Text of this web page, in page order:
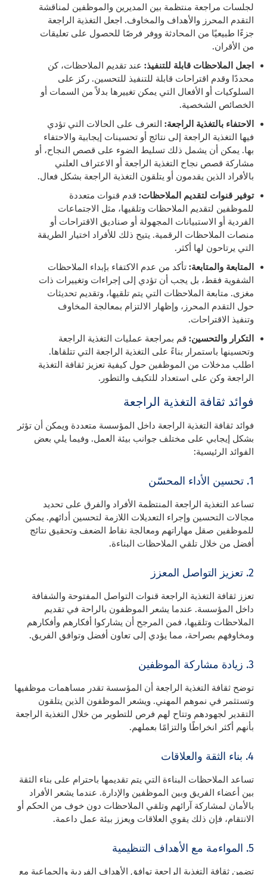
لجلسات مراجعة منتظمة بين المديرين والموظفين لمناقشة
التقدم المحرز والأهداف والمخاوف. اجعل التغذية الراجعة
جزءًا طبيعيًا من المحادثة ووفر فرصًا للحصول على تعليقات
من الأقران.
اجعل الملاحظات قابلة للتنفيذ: عند تقديم الملاحظات، كن
محددًا وقدم اقتراحات قابلة للتنفيذ للتحسين. ركز على
السلوكيات أو الأفعال التي يمكن تغييرها بدلاً من السمات أو
الخصائص الشخصية.
الاحتفاء بالتغذية الراجعة: التعرف على الحالات التي تؤدي
فيها التغذية الراجعة إلى نتائج أو تحسينات إيجابية والاحتفاء
بها. يمكن أن يشمل ذلك تسليط الضوء على قصص النجاح، أو
مشاركة قصص نجاح التغذية الراجعة أو الاعتراف العلني
بالأفراد الذين يقدمون أو يتلقون التغذية الراجعة بشكل فعال.
توفير قنوات لتقديم الملاحظات: قدم قنوات متعددة
للموظفين لتقديم الملاحظات وتلقيها، مثل الاجتماعات
الفردية أو الاستبيانات المجهولة أو صناديق الاقتراحات أو
منصات الملاحظات الرقمية. يتيح ذلك للأفراد اختيار الطريقة
التي يرتاحون لها أكثر.
المتابعة والمتابعة: تأكد من عدم الاكتفاء بإبداء الملاحظات
الشفوية فقط، بل يجب أن تؤدي إلى إجراءات وتغييرات ذات
مغزى. متابعة الملاحظات التي يتم تلقيها، وتقديم تحديثات
حول التقدم المحرز، وإظهار الالتزام بمعالجة المخاوف
وتنفيذ الاقتراحات.
التكرار والتحسين: قم بمراجعة عمليات التغذية الراجعة
وتحسينها باستمرار بناءً على التغذية الراجعة التي تتلقاها.
اطلب مدخلات من الموظفين حول كيفية تعزيز ثقافة التغذية
الراجعة وكن على استعداد للتكيف والتطور.
فوائد ثقافة التغذية الراجعة
فوائد ثقافة التغذية الراجعة داخل المؤسسة متعددة ويمكن أن تؤثر
بشكل إيجابي على مختلف جوانب بيئة العمل. وفيما يلي بعض
الفوائد الرئيسية:
1. تحسين الأداء المحسّن
تساعد التغذية الراجعة المنتظمة الأفراد والفرق على تحديد
مجالات التحسين وإجراء التعديلات اللازمة لتحسين أدائهم. يمكن
للموظفين صقل مهاراتهم ومعالجة نقاط الضعف وتحقيق نتائج
أفضل من خلال تلقي الملاحظات البناءة.
2. تعزيز التواصل المعزز
تعزز ثقافة التغذية الراجعة قنوات التواصل المفتوحة والشفافة
داخل المؤسسة. عندما يشعر الموظفون بالراحة في تقديم
الملاحظات وتلقيها، فمن المرجح أن يشاركوا أفكارهم وأفكارهم
ومخاوفهم بصراحة، مما يؤدي إلى تعاون أفضل وتوافق الفريق.
3. زيادة مشاركة الموظفين
توضح ثقافة التغذية الراجعة أن المؤسسة تقدر مساهمات موظفيها
وتستثمر في نموهم المهني. ويشعر الموظفون الذين يتلقون
التقدير لجهودهم وتتاح لهم فرص للتطوير من خلال التغذية الراجعة
بأنهم أكثر انخراطًا والتزامًا بعملهم.
4. بناء الثقة والعلاقات
تساعد الملاحظات البناءة التي يتم تقديمها باحترام على بناء الثقة
بين أعضاء الفريق وبين الموظفين والإدارة. عندما يشعر الأفراد
بالأمان لمشاركة آرائهم وتلقي الملاحظات دون خوف من الحكم أو
الانتقام، فإن ذلك يقوي العلاقات ويعزز بيئة عمل داعمة.
5. المواءمة مع الأهداف التنظيمية
تضمن ثقافة التغذية الراجعة توافق الأهداف الفردية والجماعية مع